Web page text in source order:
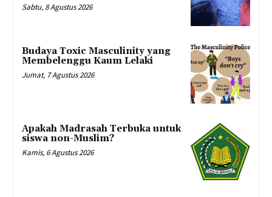
Sabtu, 8 Agustus 2026
Budaya Toxic Masculinity yang
Membelenggu Kaum Lelaki
Jumat, 7 Agustus 2026
Apakah Madrasah Terbuka untuk
siswa non-Muslim?
Kamis, 6 Agustus 2026